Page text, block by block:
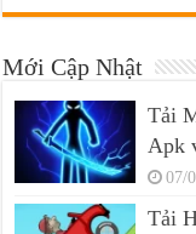
Mới Cập Nhật
Tải
Apk
07/
Tải